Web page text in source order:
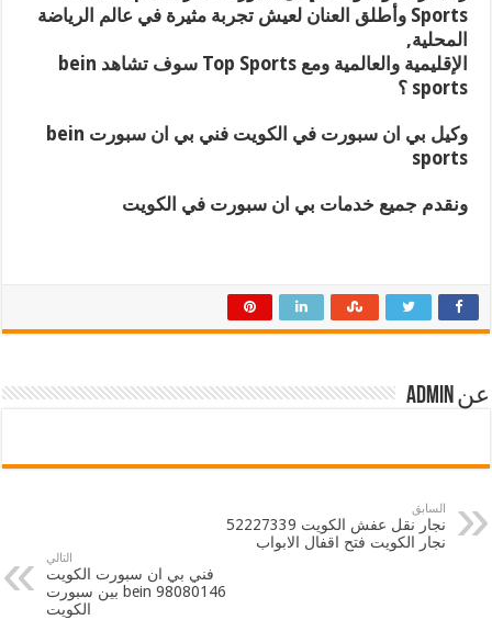
Sports وأطلق العنان لعيش تجربة مثيرة في عالم الرياضة
المحلية,
الإقليمية والعالمية ومع Top Sports سوف تشاهد bein
sports ؟
وكيل بي ان سبورت في الكويت فني بي ان سبورت bein
sports
ونقدم جميع خدمات بي ان سبورت في الكويت
عن admin
السابق
نجار نقل عفش الكويت 52227339
نجار الكويت فتح اقفال الابواب
التالي
فني بي ان سبورت الكويت
98080146 bein بين سبورت
الكويت